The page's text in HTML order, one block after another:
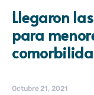
Llegaron
para
Octubre 21, 2021